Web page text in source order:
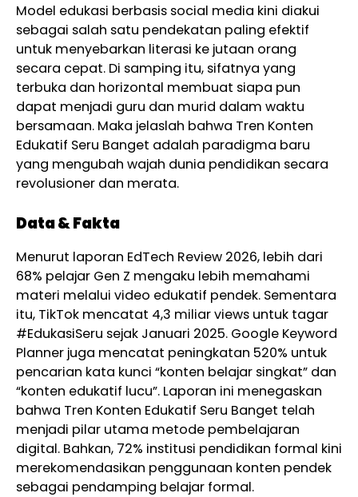
Model edukasi berbasis social media kini diakui
sebagai salah satu pendekatan paling efektif
untuk menyebarkan literasi ke jutaan orang
secara cepat. Di samping itu, sifatnya yang
terbuka dan horizontal membuat siapa pun
dapat menjadi guru dan murid dalam waktu
bersamaan. Maka jelaslah bahwa Tren Konten
Edukatif Seru Banget adalah paradigma baru
yang mengubah wajah dunia pendidikan secara
revolusioner dan merata.
Data & Fakta
Menurut laporan EdTech Review 2026, lebih dari
68% pelajar Gen Z mengaku lebih memahami
materi melalui video edukatif pendek. Sementara
itu, TikTok mencatat 4,3 miliar views untuk tagar
#EdukasiSeru sejak Januari 2025. Google Keyword
Planner juga mencatat peningkatan 520% untuk
pencarian kata kunci “konten belajar singkat” dan
“konten edukatif lucu”. Laporan ini menegaskan
bahwa Tren Konten Edukatif Seru Banget telah
menjadi pilar utama metode pembelajaran
digital. Bahkan, 72% institusi pendidikan formal kini
merekomendasikan penggunaan konten pendek
sebagai pendamping belajar formal.